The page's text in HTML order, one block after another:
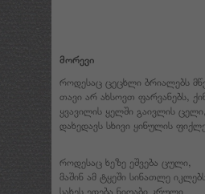
მორევი
როდესაც ცეცხლი ბრიალებს
თავი არ ახსოვთ ფარვანებს,
ყვავილის ყელში გაივლის ცელი,
დახედავს სხივი ყინულის
როდესაც ხეზე ეშვება ცული,
მაშინ ამ ტყეში სინათლე
სახეს ედება ნიღაბი კრული